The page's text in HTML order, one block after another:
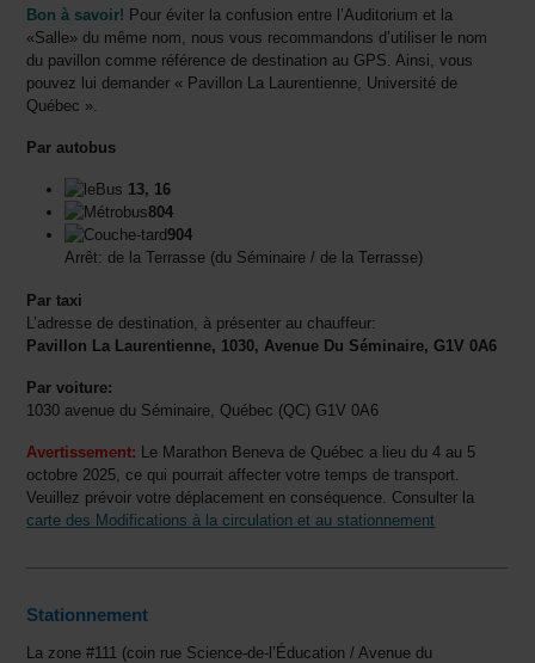
Bon à savoir! Pour éviter la confusion entre l’Auditorium et la
«Salle» du même nom, nous vous recommandons d’utiliser le nom
du pavillon comme référence de destination au GPS. Ainsi, vous
pouvez lui demander « Pavillon La Laurentienne, Université de
Québec ».
Par autobus
13, 16
804
904
Arrêt: de la Terrasse (du Séminaire / de la Terrasse)
Par taxi
L’adresse de destination, à présenter au chauffeur:
Pavillon La Laurentienne, 1030, Avenue Du Séminaire, G1V 0A6
Par voiture:
1030 avenue du Séminaire, Québec (QC) G1V 0A6
Avertissement: Le Marathon Beneva de Québec a lieu du 4 au 5
octobre 2025, ce qui pourrait affecter votre temps de transport.
Veuillez prévoir votre déplacement en conséquence. Consulter la
carte des Modifications à la circulation et au stationnement
Stationnement
La zone #111 (coin rue Science-de-l’Éducation / Avenue du